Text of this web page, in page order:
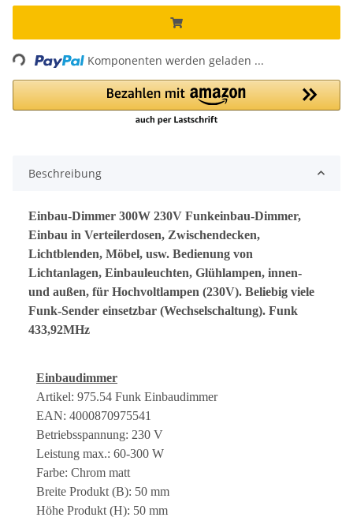
Komponenten werden geladen ...
Beschreibung
Einbau-Dimmer 300W 230V Funkeinbau-Dimmer,
Einbau in Verteilerdosen, Zwischendecken,
Lichtblenden, Möbel, usw. Bedienung von
Lichtanlagen, Einbauleuchten, Glühlampen, innen-
und außen, für Hochvoltlampen (230V). Beliebig viele
Funk-Sender einsetzbar (Wechselschaltung). Funk
433,92MHz
Einbaudimmer
Artikel: 975.54 Funk Einbaudimmer
EAN: 4000870975541
Betriebsspannung: 230 V
Leistung max.: 60-300 W
Farbe: Chrom matt
Breite Produkt (B): 50 mm
Höhe Produkt (H): 50 mm